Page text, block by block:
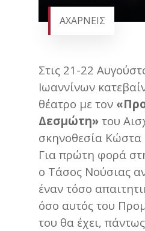
ΑΧΑΡΝΕΙΣ
Στις 21-22
Ιωαννίνων
θέατρο με τον
Δεσμώτη» του
σκηνοθεσία Κώστα
Για πρώτη φορά
ο Τάσος Νούσιας
έναν τόσο
όσο αυτός του
του θα έχει,